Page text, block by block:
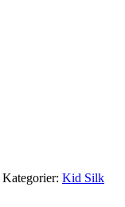
Kategorier: Kid Silk